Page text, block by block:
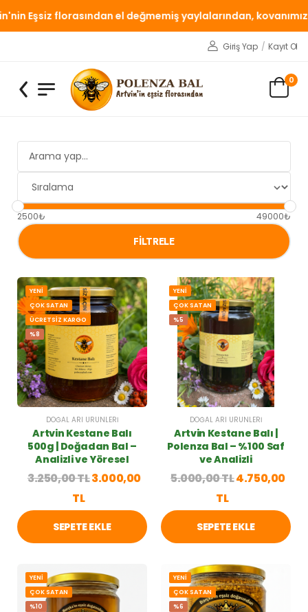
Eşsiz florasından el değmemiş yaylalarından,
Giriş Yap / Kayıt Ol
0
2500₺ 49000₺
FILTRELE
YENİ
ÇOK SATAN
ÜCRETSİZ KARGO
%8
DOĞAL ARI ÜRÜNLERI
Artvin Kestane Balı
500g | Doğadan Bal –
Analizli ve Yöresel
3.250,00 TL3.000,00
TL
SEPETE EKLE
YENİ
ÇOK SATAN
%5
DOĞAL ARI ÜRÜNLERI
Artvin Kestane Balı |
Polenza Bal – %100 Saf
ve Analizli
5.000,00 TL4.750,00
TL
SEPETE EKLE
YENİ
ÇOK SATAN
%10
YENİ
ÇOK SATAN
%6